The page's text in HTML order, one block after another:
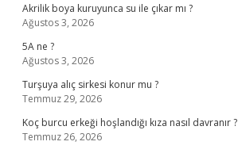
Akrilik boya kuruyunca su ile çıkar mı ?
Ağustos 3, 2026
5A ne ?
Ağustos 3, 2026
Turşuya alıç sirkesi konur mu ?
Temmuz 29, 2026
Koç burcu erkeği hoşlandığı kıza nasıl davranır ?
Temmuz 26, 2026